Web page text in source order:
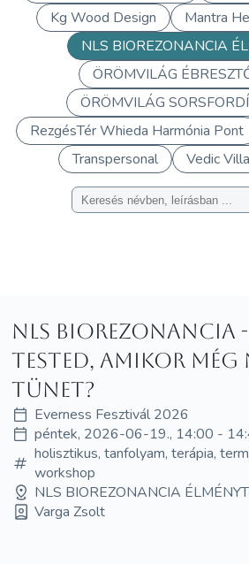
Kg Wood Design
Mantra
NLS BIOREZONANCIA
ÖRÖMVILÁG
ÖRÖMVILÁG
RezgésTér Whieda Harmónia Pont
Transpersonal
Vedic
NLS Biorezonancia
tested, amikor még
tünet?
Everness Fesztivál 2026
péntek, 2026-06-19., 14:00 -
holisztikus, tanfolyam, terápia,
workshop
NLS BIOREZONANCIA
Varga Zsolt